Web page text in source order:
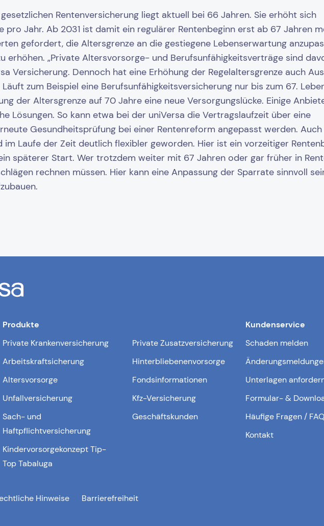
Rentenversicherung liegt aktuell bei 66 Jahren. Sie erhöht sich
pro Jahr. Ab 2031 ist damit ein regulärer Rentenbeginn erst ab 67 Jahren
gefordert, die Altersgrenze an die gestiegene Lebenserwartung
erhöhen. „Private Altersvorsorge- und Berufsunfähigkeitsverträge sind
Versicherung. Dennoch hat eine Erhöhung der Regelaltersgrenze auch
zum Beispiel eine Berufsunfähigkeitsversicherung nur bis zum 67.
der Altersgrenze auf 70 Jahre eine neue Versorgungslücke. Einige
Lösungen. So kann etwa bei der uniVersa die Vertragslaufzeit über eine
Gesundheitsprüfung bei einer Rentenreform angepasst werden.
Laufe der Zeit deutlich flexibler geworden. Hier ist ein vorzeitiger
späterer Start. Wer trotzdem weiter mit 67 Jahren oder gar früher in
rechnen müssen. Hier kann eine Anpassung der Sparrate sinnvoll
Produkte
Private Krankenversicherung
Private Zusatzversicherung
Arbeitskraftsicherung
Hinterbliebenenvorsorge
Altersvorsorge
Fondsinformationen
Unfallversicherung
Kfz-Versicherung
Sach- und
Haftpflichtversicherung
Geschäftskunden
Kindervorsorgekonzept Tip-
Top Tabaluga
Kundenservice
Schaden melden
Unterlagen
Formular- &
Häufige Fragen / FAQ
Kontakt
Hinweise Barrierefreiheit